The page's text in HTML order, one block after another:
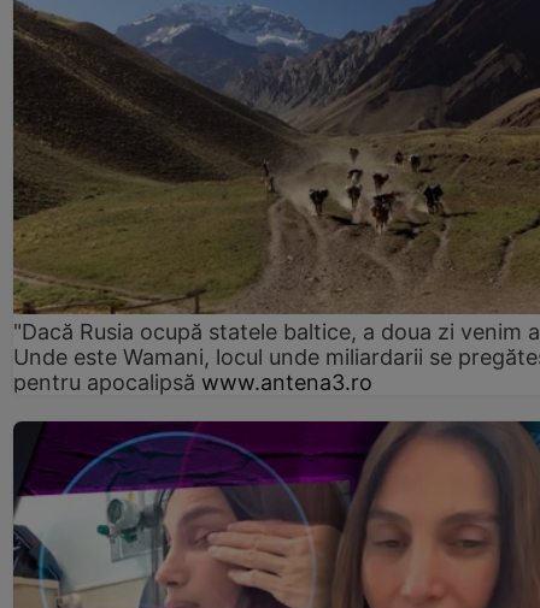
"Dacă Rusia ocupă statele baltice, a doua zi venim
Unde este Wamani, locul unde miliardarii se
pentru apocalipsă www.antena3.ro